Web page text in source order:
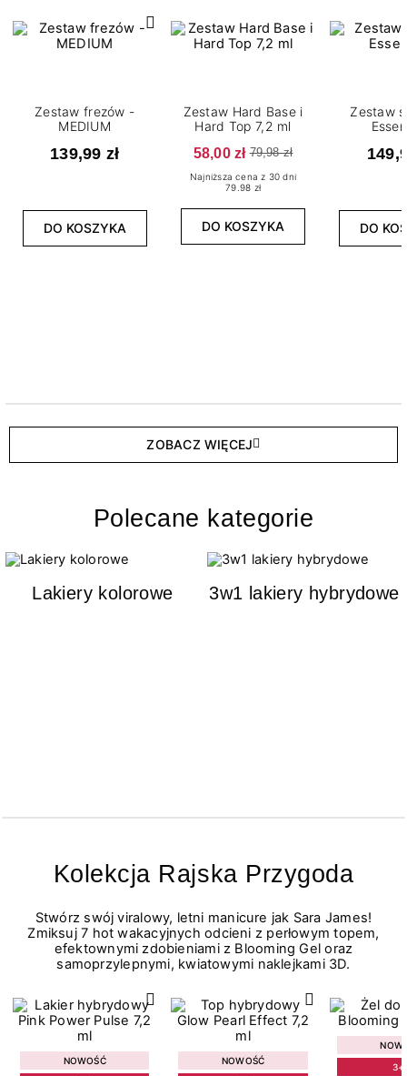
Zestaw frezów -
MEDIUM
139,99 zł
DO KOSZYKA
Zestaw Hard Base i
Hard Top 7,2 ml
58,00 zł 79,98 zł
Najniższa cena z 30 dni
79.98 zł
DO KOSZYKA
Zestaw
DO
ZOBACZ WIĘCEJ
Polecane kategorie
Lakiery kolorowe 3w1 lakiery hybrydowe
Kolekcja Rajska Przygoda
Stwórz swój viralowy, letni manicure jak Sara James!
Zmiksuj 7 hot wakacyjnych odcieni z perłowym topem,
efektownymi zdobieniami z Blooming Gel oraz
samoprzylepnymi, kwiatowymi naklejkami 3D.
NOWOŚĆ
NOWOŚĆ